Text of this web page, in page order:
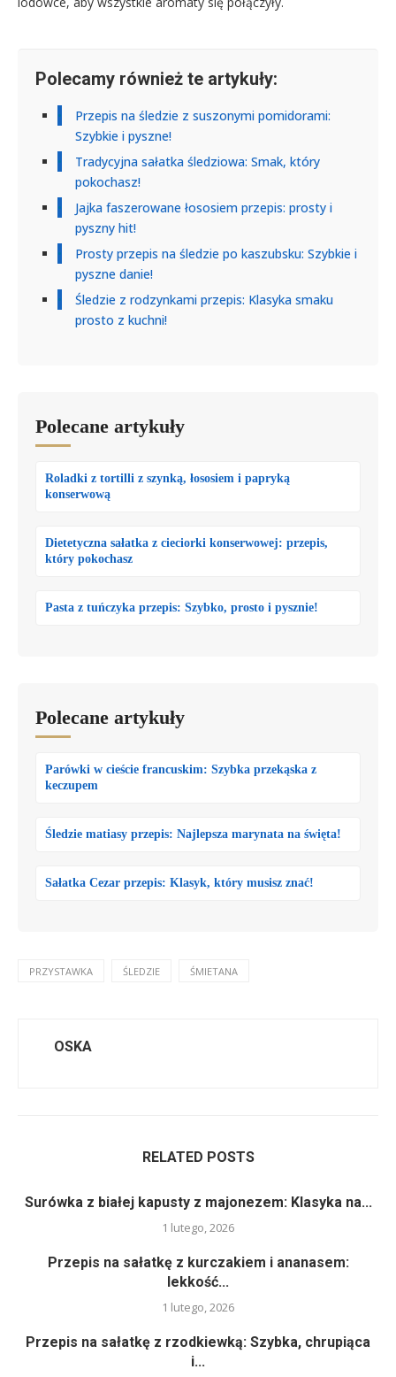
Polecamy również te artykuły:
Przepis na śledzie z suszonymi pomidorami:
Szybkie i pyszne!
Tradycyjna sałatka śledziowa: Smak, który
pokochasz!
Jajka faszerowane łososiem przepis: prosty i
pyszny hit!
Prosty przepis na śledzie po kaszubsku: Szybkie i
pyszne danie!
Śledzie z rodzynkami przepis: Klasyka smaku
prosto z kuchni!
Polecane artykuły
Roladki z tortilli z szynką, łososiem i papryką
konserwową
Dietetyczna sałatka z cieciorki konserwowej: przepis,
który pokochasz
Pasta z tuńczyka przepis: Szybko, prosto i pysznie!
Polecane artykuły
Parówki w cieście francuskim: Szybka przekąska z
keczupem
Śledzie matiasy przepis: Najlepsza marynata na święta!
Sałatka Cezar przepis: Klasyk, który musisz znać!
PRZYSTAWKA ŚLEDZIE ŚMIETANA
OSKA
RELATED POSTS
Surówka z białej kapusty z majonezem: Klasyka na...
1 lutego, 2026
Przepis na sałatkę z kurczakiem i ananasem:
lekkość...
1 lutego, 2026
Przepis na sałatkę z rzodkiewką: Szybka, chrupiąca
i...